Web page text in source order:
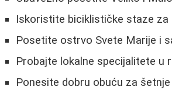
Iskoristite biciklističke staze za
Posetite ostrvo Svete Marije i
Probajte lokalne specijalitete u
Ponesite dobru obuću za šetnje